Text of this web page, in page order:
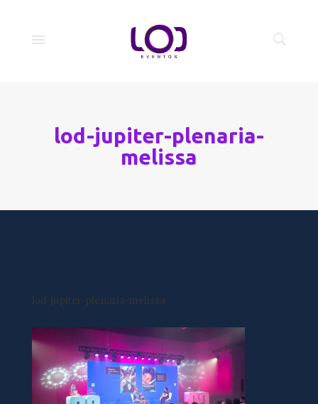
lod-jupiter-plenaria-
melissa
lod-jupiter-plenaria-melissa